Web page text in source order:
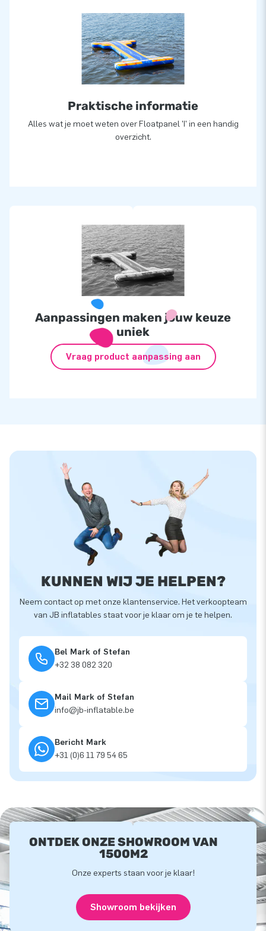
Praktische informatie
Alles wat je moet weten over Floatpanel 'I' in een handig
overzicht.
Aanpassingen maken jouw keuze
uniek
Vraag product aanpassing aan
KUNNEN WIJ JE HELPEN?
Neem contact op met onze klantenservice. Het verkoopteam
van JB inflatables staat voor je klaar om je te helpen.
Bel Mark of Stefan
+32 38 082 320
Mail Mark of Stefan
info@jb-inflatable.be
Bericht Mark
+31 (0)6 11 79 54 65
ONTDEK ONZE SHOWROOM VAN
1500M2
Onze experts staan voor je klaar!
Showroom bekijken